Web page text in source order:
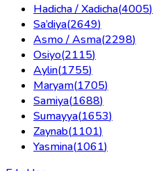
Hadicha / Xadicha(4005)
Sa’diya(2649)
Asmo / Asma(2298)
Osiyo(2115)
Aylin(1755)
Maryam(1705)
Samiya(1688)
Sumayya(1653)
Zaynab(1101)
Yasmina(1061)